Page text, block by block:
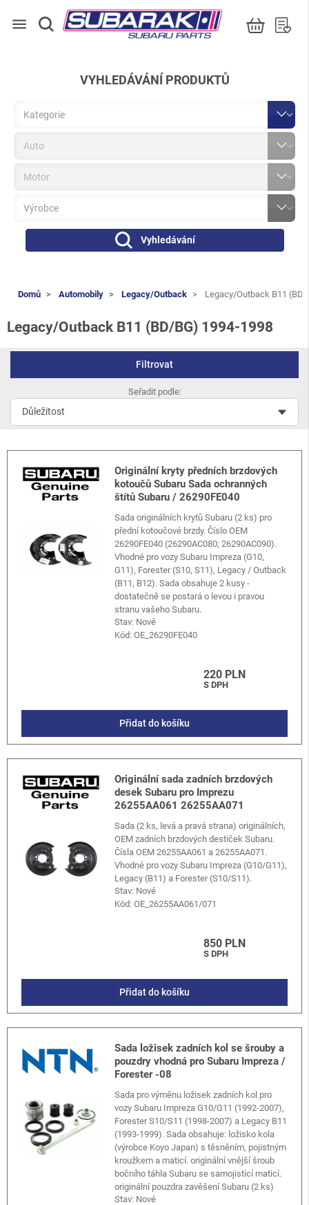
menu
VYHLEDÁVÁNÍ PRODUKTŮ
Vyhledávání
Domů Automobily Legacy/Outback Legacy/Outback B11 (BD/
Legacy/Outback B11 (BD/BG) 1994-1998
Filtrovat
Seřadit podle:
Originální kryty předních brzdových
kotoučů Subaru Sada ochranných
štítů Subaru / 26290FE040
Sada originálních krytů Subaru (2 ks) pro
přední kotoučové brzdy. Číslo OEM
26290FE040 (26290AC080; 26290AC090).
Vhodné pro vozy Subaru Impreza (G10,
G11), Forester (S10, S11), Legacy / Outback
(B11, B12). Sada obsahuje 2 kusy -
dostatečně se postará o levou i pravou
stranu vašeho Subaru.
Stav: Nové
Kód:OE_26290FE040
220 PLN
S DPH
Přidat do košíku
Originální sada zadních brzdových
desek Subaru pro Imprezu
26255AA061 26255AA071
Sada (2 ks, levá a pravá strana) originálních,
OEM zadních brzdových destiček Subaru.
Čísla OEM 26255AA061 a 26255AA071.
Vhodné pro vozy Subaru Impreza (G10/G11),
Legacy (B11) a Forester (S10/S11).
Stav: Nové
Kód:OE_26255AA061/071
850 PLN
S DPH
Přidat do košíku
Sada ložisek zadních kol se šrouby a
pouzdry vhodná pro Subaru Impreza /
Forester -08
Sada pro výměnu ložisek zadních kol pro
vozy Subaru Impreza G10/G11 (1992-2007),
Forester S10/S11 (1998-2007) a Legacy B11
(1993-1999). Sada obsahuje: ložisko kola
(výrobce Koyo Japan) s těsněním, pojistným
kroužkem a maticí. originální vnější šroub
bočního táhla Subaru se samojistící maticí.
originální pouzdra zavěšení Subaru (2 ks)
Stav: Nové